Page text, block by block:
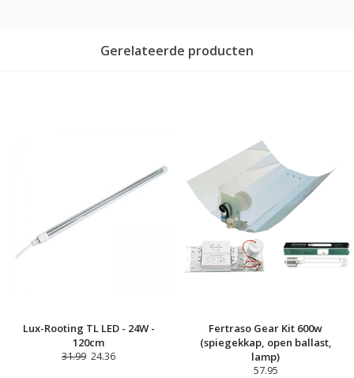
Gerelateerde producten
Lux-Rooting TL LED - 24W -
120cm
31.99 24.36
Fertraso Gear Kit 600w
(spiegekkap, open ballast,
lamp)
57.95